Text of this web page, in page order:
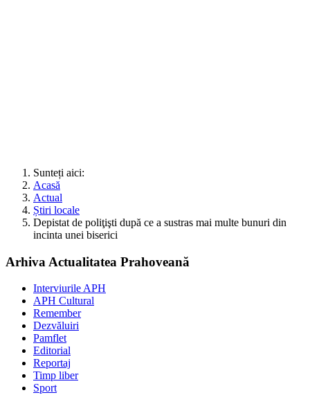
Sunteți aici:
Acasă
Actual
Știri locale
Depistat de poliţişti după ce a sustras mai multe bunuri din
incinta unei biserici
Arhiva Actualitatea Prahoveană
Interviurile APH
APH Cultural
Remember
Dezvăluiri
Pamflet
Editorial
Reportaj
Timp liber
Sport